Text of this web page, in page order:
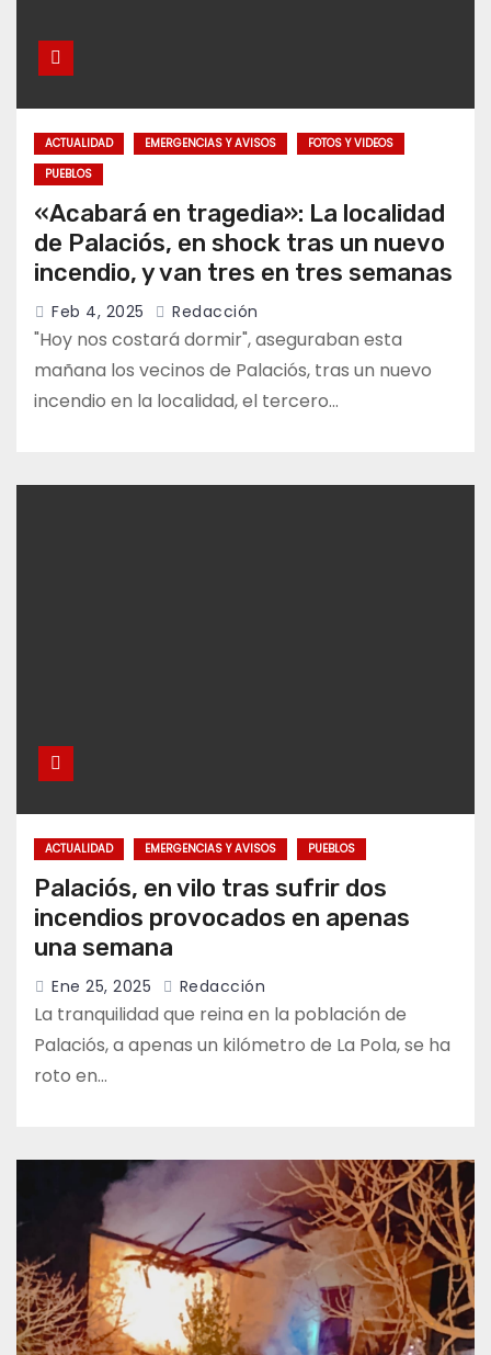
ACTUALIDAD EMERGENCIAS Y AVISOS
FOTOS Y VIDEOS
PUEBLOS
«Acabará en tragedia»: La localidad
de Palaciós, en shock tras un nuevo
incendio, y van tres en tres semanas
Feb 4, 2025 Redacción
"Hoy nos costará dormir", aseguraban esta
mañana los vecinos de Palaciós, tras un nuevo
incendio en la localidad, el tercero…
ACTUALIDAD EMERGENCIAS Y AVISOS PUEBLOS
Palaciós, en vilo tras sufrir dos
incendios provocados en apenas
una semana
Ene 25, 2025 Redacción
La tranquilidad que reina en la población de
Palaciós, a apenas un kilómetro de La Pola, se ha
roto en…